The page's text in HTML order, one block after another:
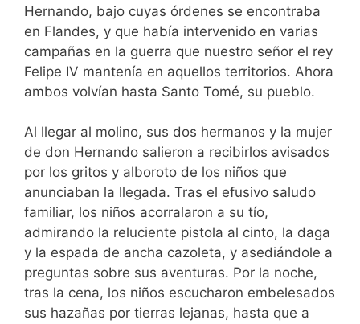
Hernando, bajo cuyas órdenes se encontraba
en Flandes, y que había intervenido en varias
campañas en la guerra que nuestro señor el rey
Felipe IV mantenía en aquellos territorios. Ahora
ambos volvían hasta Santo Tomé, su pueblo.
Al llegar al molino, sus dos hermanos y la mujer
de don Hernando salieron a recibirlos avisados
por los gritos y alboroto de los niños que
anunciaban la llegada. Tras el efusivo saludo
familiar, los niños acorralaron a su tío,
admirando la reluciente pistola al cinto, la daga
y la espada de ancha cazoleta, y asediándole a
preguntas sobre sus aventuras. Por la noche,
tras la cena, los niños escucharon embelesados
sus hazañas por tierras lejanas, hasta que a